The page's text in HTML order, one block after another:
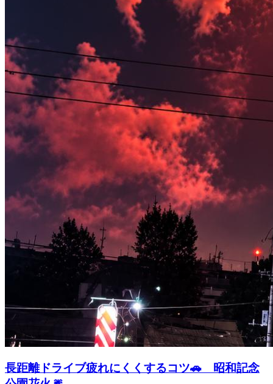
長距離ドライブ疲れにくくするコツ🚗 昭和記念